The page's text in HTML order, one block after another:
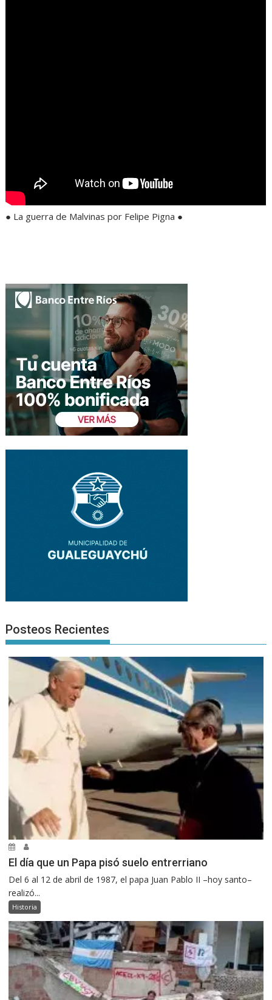
● La guerra de Malvinas por Felipe Pigna ●
Posteos Recientes
El día que un Papa pisó suelo entrerriano
Del 6 al 12 de abril de 1987, el papa Juan Pablo II –hoy santo–
realizó...
Historia